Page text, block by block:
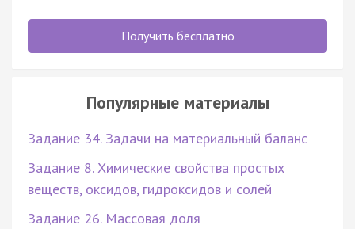
Получить бесплатно
Популярные материалы
Задание 34. Задачи на материальный баланс
Задание 8. Химические свойства простых
веществ, оксидов, гидроксидов и солей
Задание 26. Массовая доля